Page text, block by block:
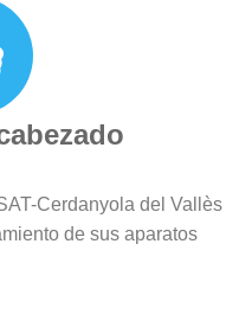
Cerdanyola del Vallès
de sus aparatos